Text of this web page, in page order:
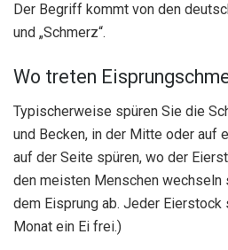
Der Begriff kommt von den
und „Schmerz“.
Wo treten
Typischerweise spüren Sie die
und Becken, in der Mitte oder auf
auf der Seite spüren, wo der
den meisten Menschen
dem Eisprung ab. Jeder
Monat ein Ei frei.)